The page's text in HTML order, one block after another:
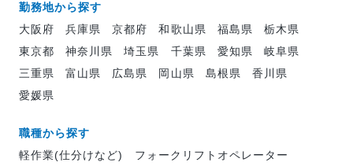
勤務地から探す
大阪府
兵庫県 京都府 和歌山県 福島県
栃木県
東京都
神奈川県 埼玉県 千葉県 愛知県
岐阜県
三重県
富山県 広島県 岡山県 島根県
香川県
愛媛県
職種から探す
軽作業(仕分けなど)
フォークリフトオペレーター